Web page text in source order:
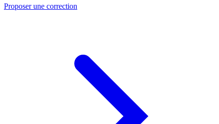
Proposer une correction